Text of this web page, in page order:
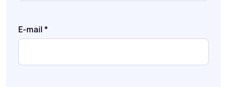
E-mail *